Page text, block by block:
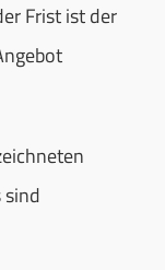
Frist ist der